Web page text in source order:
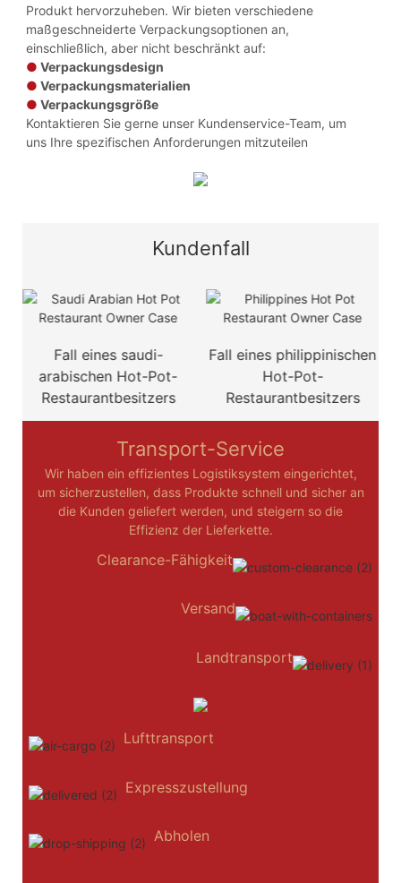
Produkt hervorzuheben. Wir bieten verschiedene
maßgeschneiderte Verpackungsoptionen an,
einschließlich, aber nicht beschränkt auf:
●Verpackungsdesign
●Verpackungsmaterialien
●Verpackungsgröße
Kontaktieren Sie gerne unser Kundenservice-Team, um
uns Ihre spezifischen Anforderungen mitzuteilen
Kundenfall
Fall eines saudi-
arabischen Hot-Pot-
Restaurantbesitzers
Fall eines philippinischen
Hot-Pot-
Restaurantbesitzers
Transport-Service
Wir haben ein effizientes Logistiksystem eingerichtet,
um sicherzustellen, dass Produkte schnell und sicher an
die Kunden geliefert werden, und steigern so die
Effizienz der Lieferkette.
Clearance-Fähigkeit
Versand
Landtransport
Lufttransport
Expresszustellung
Abholen